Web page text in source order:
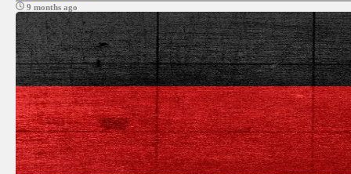
9 months ago